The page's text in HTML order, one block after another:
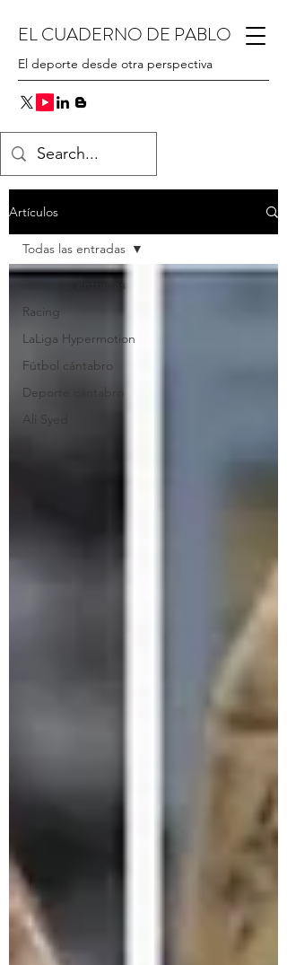
EL CUADERNO DE PABLO
El deporte desde otra perspectiva
Artículos
Todas las entradas
Racing
LaLiga Hypermotion
Fútbol cántabro
Deporte cántabro
Ali Syed
Todas las entradas